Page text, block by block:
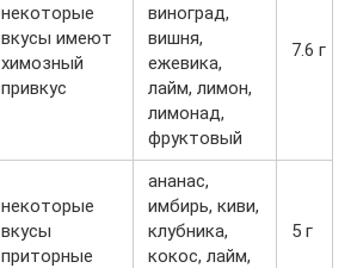
некоторые
вкусы имеют
химозный
привкус
виноград,
вишня,
ежевика,
лайм, лимон,
лимонад,
фруктовый
7.6 г
некоторые
вкусы
приторные
ананас,
имбирь, киви,
клубника,
кокос, лайм,
5 г